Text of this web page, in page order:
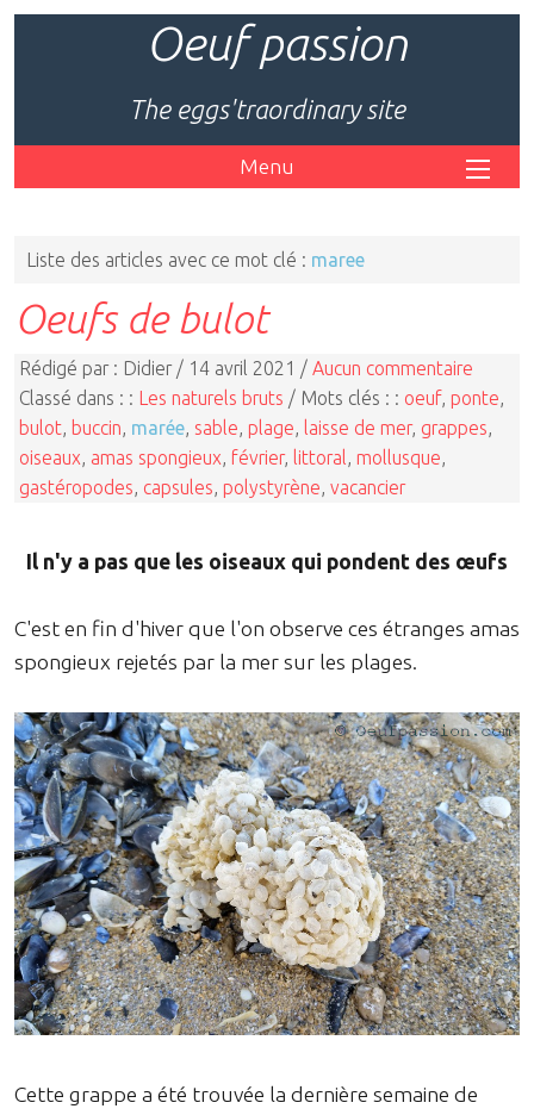
Oeuf passion
The eggs'traordinary site
Menu
Liste des articles avec ce mot clé : maree
Oeufs de bulot
Rédigé par : Didier / 14 avril 2021 / Aucun commentaire
Classé dans : : Les naturels bruts / Mots clés : : oeuf, ponte
bulot buccin marée sable plage laisse de mer, grappes
oiseaux amas spongieux février, littoral mollusque
gastéropodes capsules polystyrène vacancier
Il n'y a pas que les oiseaux qui pondent des œufs
C'est en fin d'hiver que l'on observe ces étranges amas
spongieux rejetés par la mer sur les plages.
Cette grappe a été trouvée la dernière semaine de